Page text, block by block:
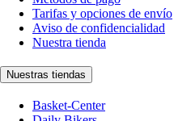
Tarifas y opciones de envío
Aviso de confidencialidad
Nuestra tienda
Nuestras tiendas
Basket-Center